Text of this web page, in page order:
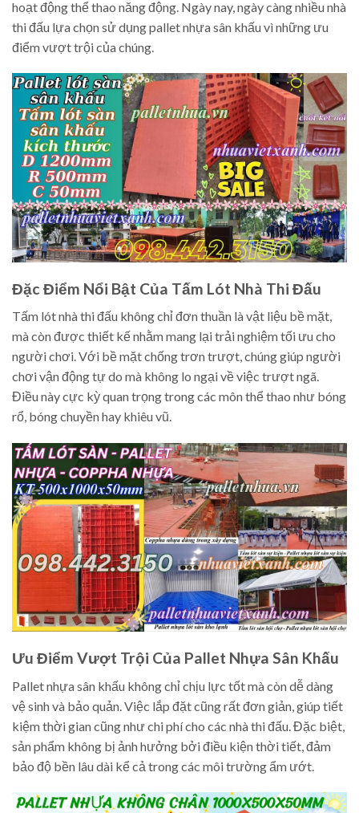
hoạt động thể thao năng động. Ngày nay, ngày càng nhiều nhà
thi đấu lựa chọn sử dụng pallet nhựa sân khấu vì những ưu
điểm vượt trội của chúng.
Đặc Điểm Nổi Bật Của Tấm Lót Nhà Thi Đấu
Tấm lót nhà thi đấu không chỉ đơn thuần là vật liệu bề mặt,
mà còn được thiết kế nhằm mang lại trải nghiệm tối ưu cho
người chơi. Với bề mặt chống trơn trượt, chúng giúp người
chơi vận động tự do mà không lo ngại về việc trượt ngã.
Điều này cực kỳ quan trọng trong các môn thể thao như bóng
rổ, bóng chuyền hay khiêu vũ.
Ưu Điểm Vượt Trội Của Pallet Nhựa Sân Khấu
Pallet nhựa sân khấu không chỉ chịu lực tốt mà còn dễ dàng
vệ sinh và bảo quản. Việc lắp đặt cũng rất đơn giản, giúp tiết
kiệm thời gian cũng như chi phí cho các nhà thi đấu. Đặc biệt,
sản phẩm không bị ảnh hưởng bởi điều kiện thời tiết, đảm
bảo độ bền lâu dài kể cả trong các môi trường ẩm ướt.